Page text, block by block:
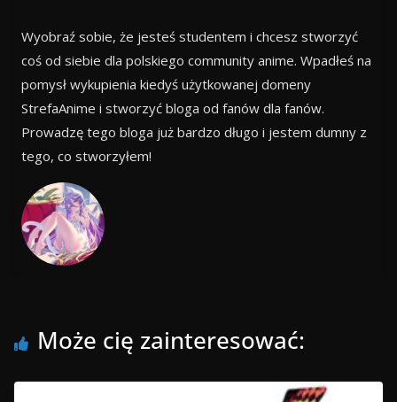
Wyobraź sobie, że jesteś studentem i chcesz stworzyć
coś od siebie dla polskiego community anime. Wpadłeś na
pomysł wykupienia kiedyś użytkowanej domeny
StrefaAnime i stworzyć bloga od fanów dla fanów.
Prowadzę tego bloga już bardzo długo i jestem dumny z
tego, co stworzyłem!
Może cię zainteresować: